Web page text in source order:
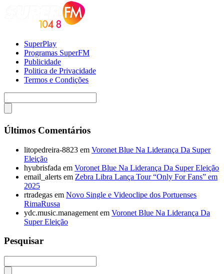
SuperPlay
Programas SuperFM
Publicidade
Politica de Privacidade
Termos e Condições
Últimos Comentários
litopedreira-8823 em Voronet Blue Na Liderança Da Super
Eleição
hyubrisfada em Voronet Blue Na Liderança Da Super Eleição
email_alerts em Zebra Libra Lança Tour “Only For Fans” em
2025
rtradegas em Novo Single e Videoclipe dos Portuenses
RimaRussa
ydc.music.management em Voronet Blue Na Liderança Da
Super Eleição
Pesquisar